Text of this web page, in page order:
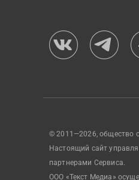
© 2011—2026, общество
Настоящий сайт
партнерами Сервиса.
ООО «Текст Медиа»